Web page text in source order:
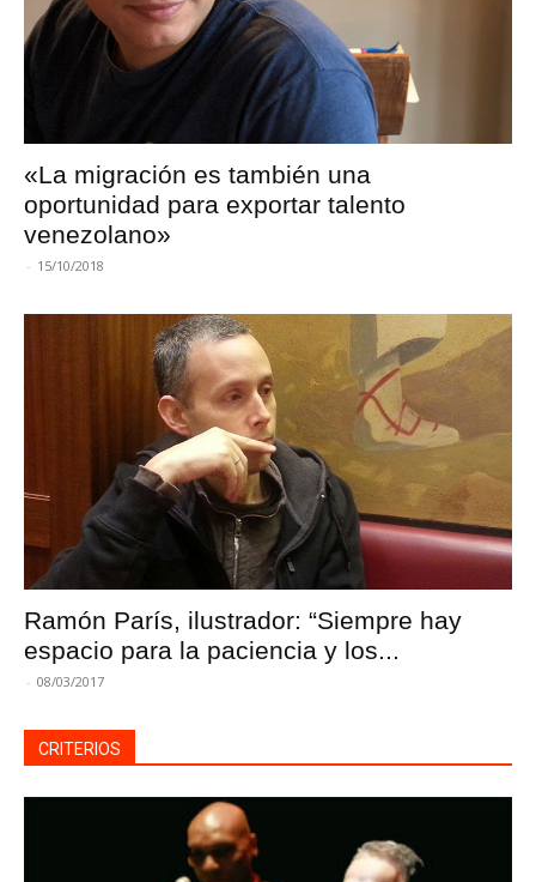
«La migración es también una
oportunidad para exportar talento
venezolano»
- 15/10/2018
Ramón París, ilustrador: “Siempre hay
espacio para la paciencia y los...
- 08/03/2017
CRITERIOS